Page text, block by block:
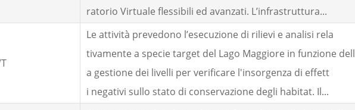
ratorio Virtuale flessibili ed avanzati. L’infrastruttura...
Le attività prevedono l’esecuzione di rilievi e analisi rela
tivamente a specie target del Lago Maggiore in funzione dell
a gestione dei livelli per verificare l'insorgenza di effett
i negativi sullo stato di conservazione degli habitat. Il...